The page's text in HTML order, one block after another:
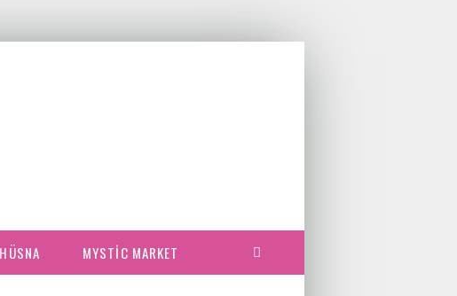
MYSTIC MARKET